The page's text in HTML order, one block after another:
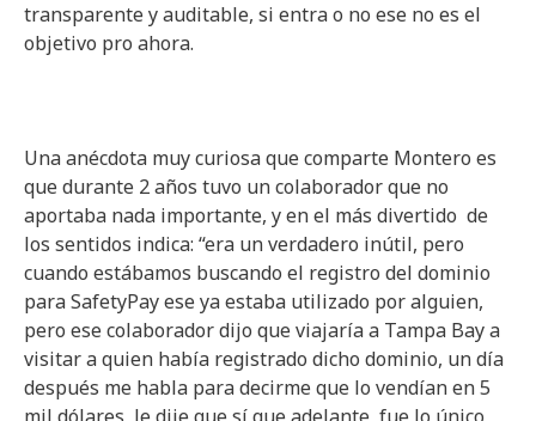
transparente y auditable, si entra o no ese no es el
objetivo pro ahora.
Una anécdota muy curiosa que comparte Montero es
que durante 2 años tuvo un colaborador que no
aportaba nada importante, y en el más divertido de
los sentidos indica: “era un verdadero inútil, pero
cuando estábamos buscando el registro del dominio
para SafetyPay ese ya estaba utilizado por alguien,
pero ese colaborador dijo que viajaría a Tampa Bay a
visitar a quien había registrado dicho dominio, un día
después me habla para decirme que lo vendían en 5